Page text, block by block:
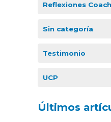
Reflexiones
Sin categoría
Testimonio
UCP
Últimos